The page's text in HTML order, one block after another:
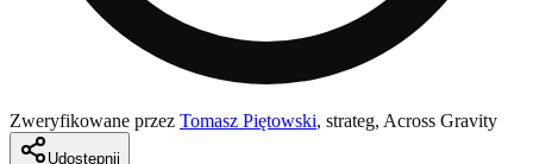
Zweryfikowane przez Tomasz Piętowski, strateg, Across Gravity
Udostępnij